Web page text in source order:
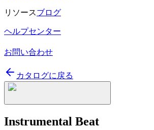
リソースブログ
ヘルプセンター
お問い合わせ
カタログに戻る
Instrumental Beat